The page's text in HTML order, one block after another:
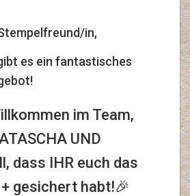
in,
es ein fantastisches
im Team,
UND
dass IHR euch das
gesichert habt!🎉